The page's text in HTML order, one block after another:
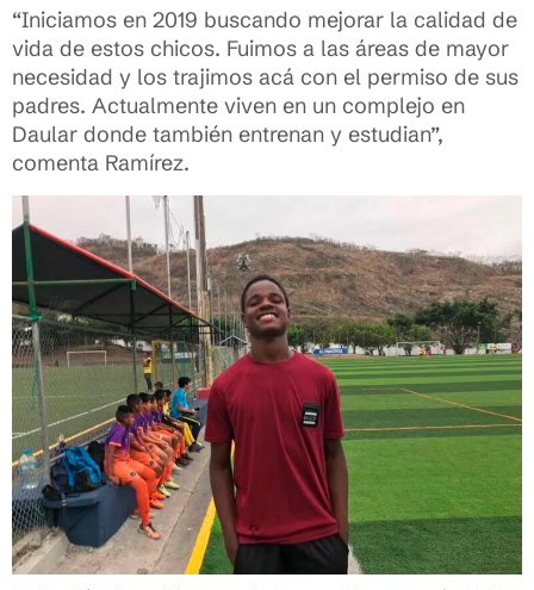
“Iniciamos en 2019 buscando mejorar la calidad de
vida de estos chicos. Fuimos a las áreas de mayor
necesidad y los trajimos acá con el permiso de sus
padres. Actualmente viven en un complejo en
Daular donde también entrenan y estudian”,
comenta Ramírez.